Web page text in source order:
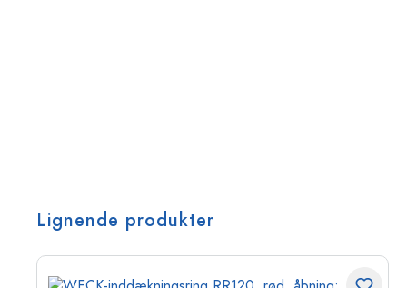
Lignende produkter